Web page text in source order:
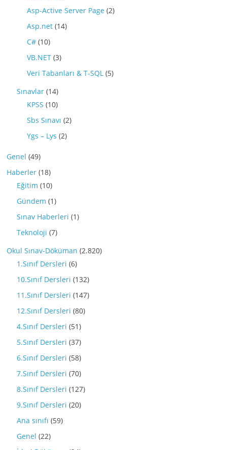
Asp-Active Server Page (2)
Asp.net (14)
C# (10)
VB.NET (3)
Veri Tabanları & T-SQL (5)
Sınavlar (14)
KPSS (10)
Sbs Sınavı (2)
Ygs – Lys (2)
Genel (49)
Haberler (18)
Eğitim (10)
Gündem (1)
Sınav Haberleri (1)
Teknoloji (7)
Okul Sınav-Döküman (2.820)
1.Sınıf Dersleri (6)
10.Sınıf Dersleri (132)
11.Sınıf Dersleri (147)
12.Sınıf Dersleri (80)
4.Sınıf Dersleri (51)
5.Sınıf Dersleri (37)
6.Sınıf Dersleri (58)
7.Sınıf Dersleri (70)
8.Sınıf Dersleri (127)
9.Sınıf Dersleri (20)
Ana sınıfı (59)
Genel (22)